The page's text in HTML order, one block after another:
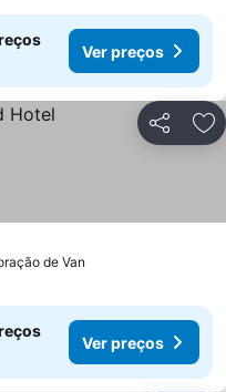
Ver preços
Partilhar
de Van
Ver preços